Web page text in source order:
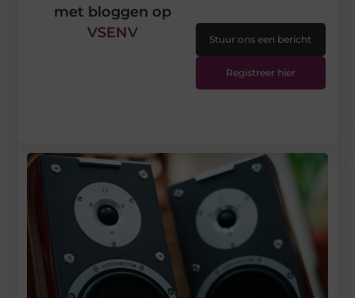
met bloggen op
VSENV
Stuur ons een bericht
Registreer hier